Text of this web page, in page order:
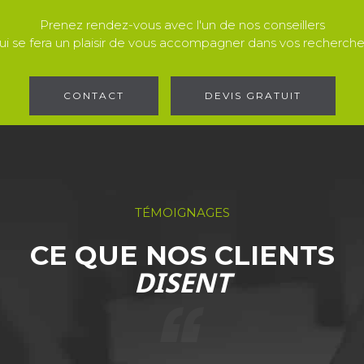
Prenez rendez-vous avec l'un de nos conseillers
se fera un plaisir de vous accompagner dans vos
CONTACT DEVIS GRATUIT
TÉMOIGNAGES
CE QUE NOS CLIENTS
DISENT